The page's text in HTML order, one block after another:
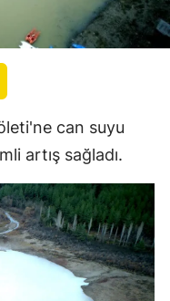
can suyu
artış sağladı.